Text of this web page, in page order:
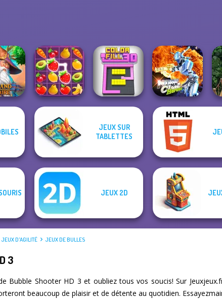
Fruit Mahjong Color Fill 3D
Moon Clash
Heroes
JEUX SUR
TABLETTES
JEUX 2D
JEUX D'AGILITÉ JEUX DE BULLES
3
Bubble Shooter HD 3 et oubliez tous vos soucis! Sur
beaucoup de plaisir et de détente au quotidien.